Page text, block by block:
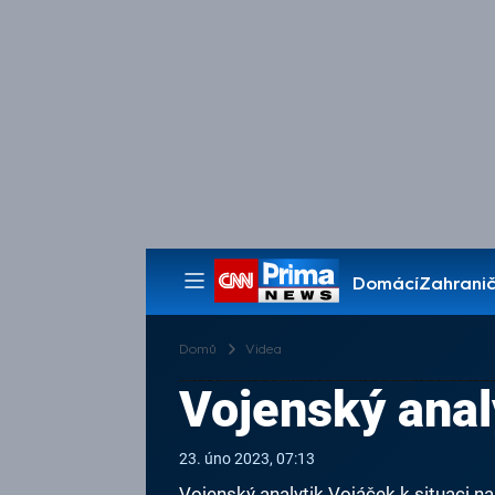
Domácí
Pořady
Domů Videa
Vojenský
23. úno 2023, 07:13